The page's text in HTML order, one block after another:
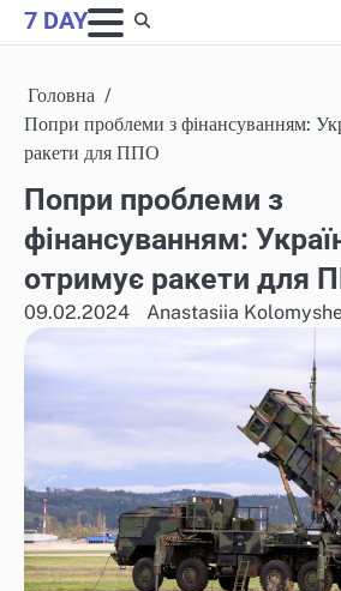
Skip
to
7 DAY
Головна
Попри проблеми з фінансуванням:
ракети для ППО
Попри проблеми з
фінансуванням:
отримує ракети для
09.02.2024 Anastasiia